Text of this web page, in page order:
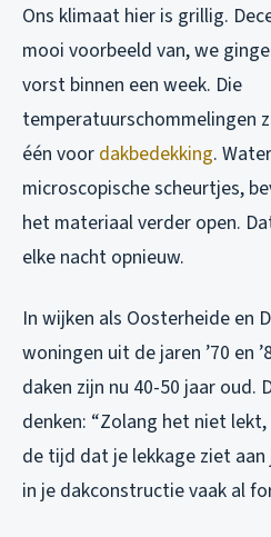
Ons klimaat hier is grillig.
mooi voorbeeld van, we
vorst binnen een week. Die
temperatuurschommelingen
één voor dakbedekking.
microscopische scheurtjes,
het materiaal verder open.
elke nacht opnieuw.
In wijken als Oosterheide en
woningen uit de jaren ’70 en
daken zijn nu 40-50 jaar oud.
denken: “Zolang het niet
de tijd dat je lekkage ziet
in je dakconstructie vaak al